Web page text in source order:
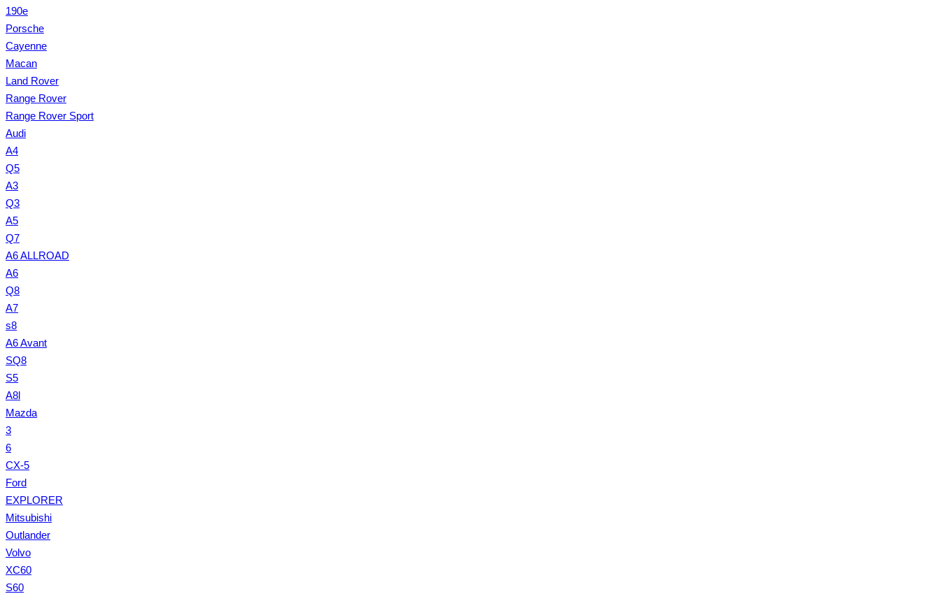
190e
Porsche
Cayenne
Macan
Land Rover
Range Rover
Range Rover Sport
Audi
A4
Q5
A3
Q3
A5
Q7
A6 ALLROAD
A6
Q8
A7
s8
A6 Avant
SQ8
S5
A8l
Mazda
3
6
CX-5
Ford
EXPLORER
Mitsubishi
Outlander
Volvo
XC60
S60